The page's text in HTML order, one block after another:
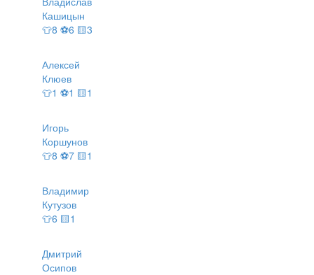
Кашицын
👕8 ⚽6 🟨3
Алексей
Клюев
👕1 ⚽1 🟨1
Игорь
Коршунов
👕8 ⚽7 🟨1
Владимир
Кутузов
👕6 🟨1
Дмитрий
Осипов